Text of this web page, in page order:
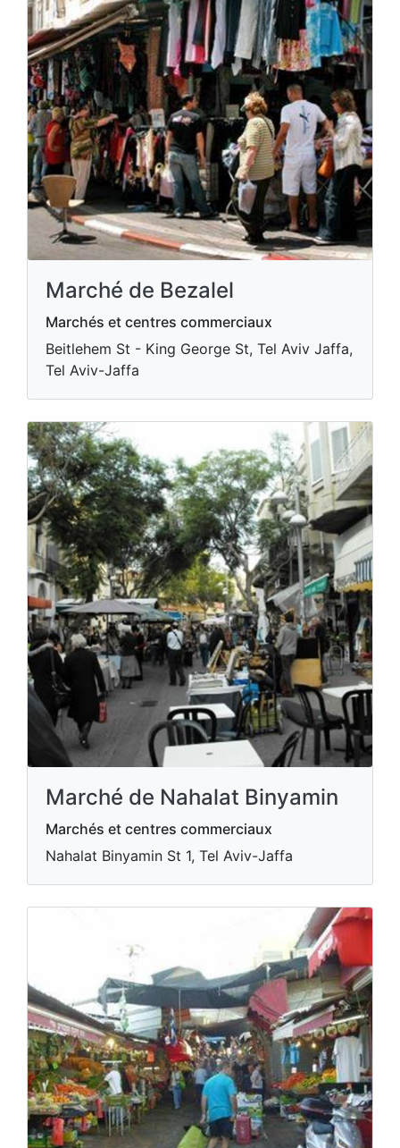
Marché de Bezalel
Marchés et centres commerciaux
Beitlehem St - King George St, Tel Aviv Jaffa,
Tel Aviv-Jaffa
Marché de Nahalat Binyamin
Marchés et centres commerciaux
Nahalat Binyamin St 1, Tel Aviv-Jaffa